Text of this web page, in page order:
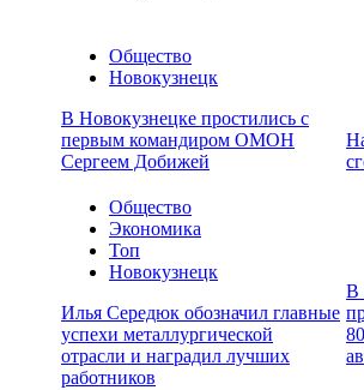
Общество
Новокузнецк
В Новокузнецке простились с
первым командиром ОМОН
Сергеем Добижей
Общество
Экономика
Топ
Новокузнецк
Илья Середюк обозначил главные
успехи металлургической
отрасли и наградил лучших
работников
В